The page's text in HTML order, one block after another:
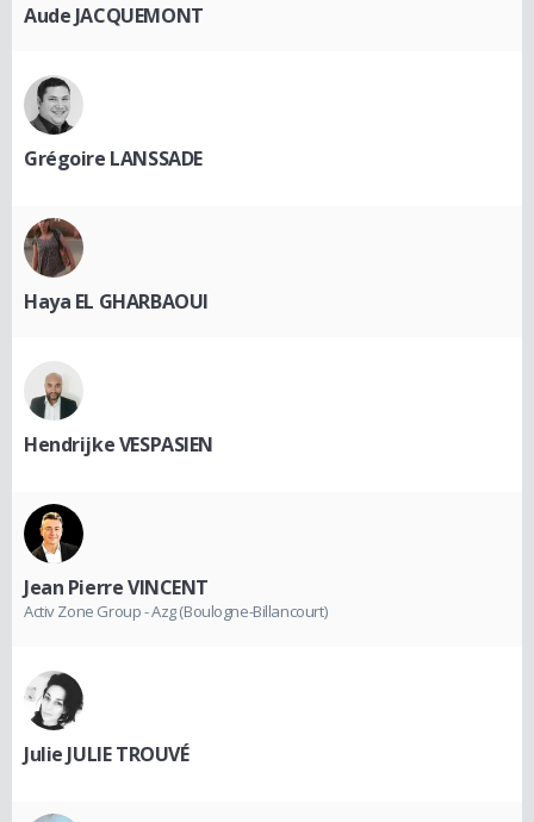
Aude JACQUEMONT
Grégoire LANSSADE
Haya EL GHARBAOUI
Hendrijke VESPASIEN
Jean Pierre VINCENT
Activ Zone Group - Azg (Boulogne-Billancourt)
Julie JULIE TROUVÉ